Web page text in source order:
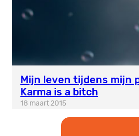
Mijn leven tijdens mijn
Karma is a bitch
18 maart 2015